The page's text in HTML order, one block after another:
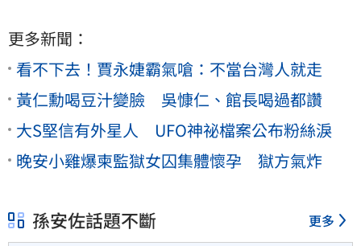
更多新聞：
看不下去！賈永婕霸氣嗆：不當台灣人就走
黃仁勳喝豆汁變臉 吳慷仁、館長喝過都讚
大S堅信有外星人 UFO神祕檔案公布粉絲淚
晚安小雞爆柬監獄女囚集體懷孕 獄方氣炸
孫安佐話題不斷 更多